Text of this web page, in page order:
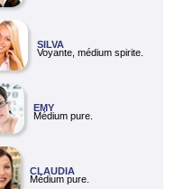
SILVA
Voyante, médium spirite.
EMY
Médium pure.
CLAUDIA
Médium pure.